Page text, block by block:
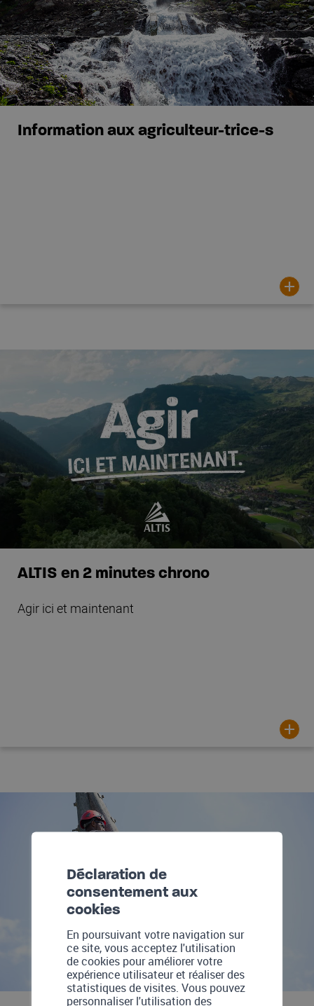
Information aux agriculteur-trice-s
ALTIS en 2 minutes chrono
Agir ici et maintenant
Déclaration de
consentement aux
cookies
En poursuivant votre navigation sur
ce site, vous acceptez l'utilisation
de cookies pour améliorer votre
expérience utilisateur et réaliser des
statistiques de visites. Vous pouvez
personnaliser l'utilisation des